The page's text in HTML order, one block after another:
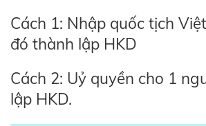
Cách 1: Nhập quốc tịch
đó thành lập HKD
Cách 2: Uỷ quyền cho 1
lập HKD.